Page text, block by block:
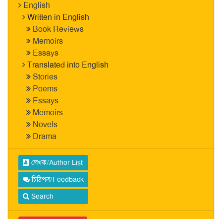
English
Written in English
Book Reviews
Memoirs
Essays
Translated into English
Stories
Poems
Essays
Memoirs
Novels
Drama
লেখক/Author List
চিঠিপত্র/Feedback
Search